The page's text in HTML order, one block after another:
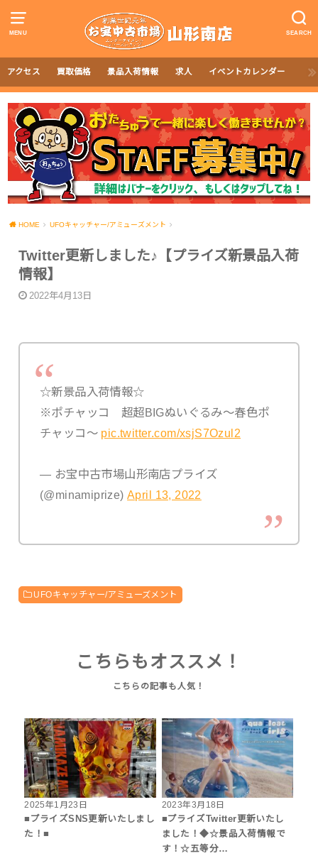
MENU SEARCH
アクセス 買取価格 景品入荷情報 求人 イベントカレンダー
HOME UFOキャッチャー/アミューズメント
Twitter更新しました♪【プライズ新景品入荷
情報】
2022年4月13日
☆新景品入荷情報☆
※ポチャッコ 超超BIGぬいぐるみ～春色ポ
チャッコ～ pic.twitter.com/xsjS7Ozul2
— お宝中古市場山形南店プライズ
(@minamiprize)April 13, 2022
UFOキャッチャー/アミューズメント
こちらもオススメ！
2025年1月23日
■プライズSNS更新いたしまし
た！■
2023年3月18日
■プライズTwitter更新いたし
ました！◆☆景品入荷情報で
す！☆五等分…